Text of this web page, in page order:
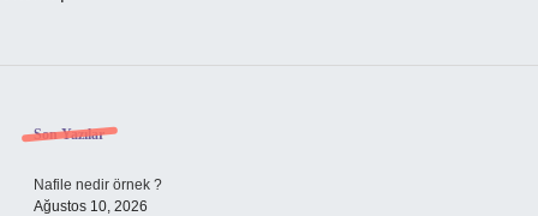
Sidebar
Son Yazılar
Nafile nedir örnek ?
Ağustos 10, 2026